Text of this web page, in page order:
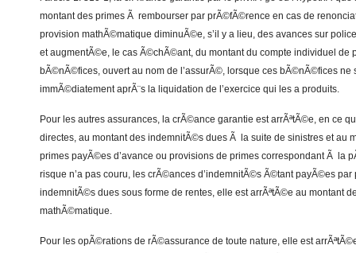
montant des primes Ã rembourser par prÃ©fÃ©rence en cas de
provision mathÃ©matique diminuÃ©e, s’il y a lieu, des avances sur
et augmentÃ©e, le cas Ã©chÃ©ant, du montant du compte individuel de
bÃ©nÃ©fices, ouvert au nom de l’assurÃ©, lorsque ces bÃ©nÃ©fices ne
immÃ©diatement aprÃ¨s la liquidation de l’exercice qui les a produits.
Pour les autres assurances, la crÃ©ance garantie est arrÃªtÃ©e, en ce
directes, au montant des indemnitÃ©s dues Ã la suite de sinistres et au
primes payÃ©es d’avance ou provisions de primes correspondant Ã la
risque n’a pas couru, les crÃ©ances d’indemnitÃ©s Ã©tant payÃ©es
indemnitÃ©s dues sous forme de rentes, elle est arrÃªtÃ©e au montant
mathÃ©matique.
Pour les opÃ©rations de rÃ©assurance de toute nature, elle est